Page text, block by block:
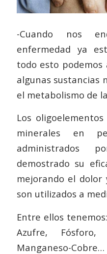
-Cuando nos
enfermedad ya
todo esto
algunas sustancias
el metabolismo de
Los
minerales en
demostrado su
mejorando el dolor
son utilizados a
Entre ellos
Azufre, Fósforo,
Manganeso-Cobre…